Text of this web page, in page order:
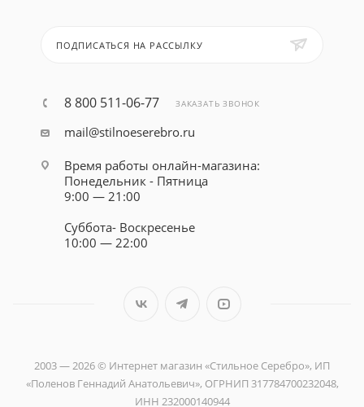
ПОДПИСАТЬСЯ НА РАССЫЛКУ
8 800 511-06-77 ЗАКАЗАТЬ ЗВОНОК
mail@stilnoeserebro.ru
Время работы онлайн-магазина:
Понедельник - Пятница
9:00 — 21:00
Суббота- Воскресенье
10:00 — 22:00
2003 — 2026 © Интернет магазин «Стильное Серебро», ИП
«Поленов Геннадий Анатольевич», ОГРНИП 317784700232048,
ИНН 232000140944